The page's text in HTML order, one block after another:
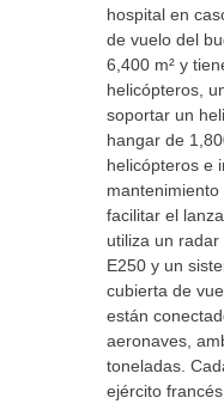
hospital en
de vuelo del
6,400 m² y
helicópteros,
soportar un
hangar de
helicópteros e
facilitar el
utiliza un radar
E250 y un
cubierta de
están
aeronaves,
toneladas.
ejército